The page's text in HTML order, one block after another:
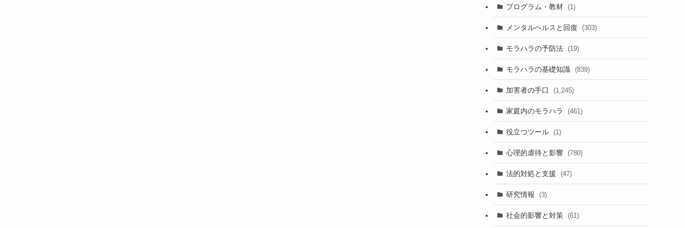
プログラム・教材 (1)
メンタルヘルスと回復 (303)
モラハラの予防法 (19)
モラハラの基礎知識 (839)
加害者の手口 (1,245)
家庭内のモラハラ (461)
役立つツール (1)
心理的虐待と影響 (780)
法的対処と支援 (47)
研究情報 (3)
社会的影響と対策 (61)